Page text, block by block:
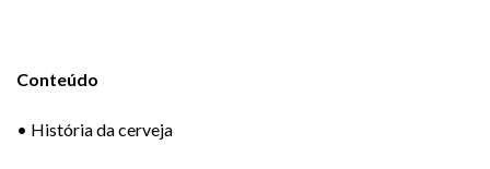
Conteúdo
• História da cerveja